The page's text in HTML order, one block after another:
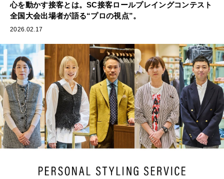
⼼を動かす接客とは。SC接客ロールプレイングコンテスト
全国大会出場者が語る“プロの視点”。
2026.02.17